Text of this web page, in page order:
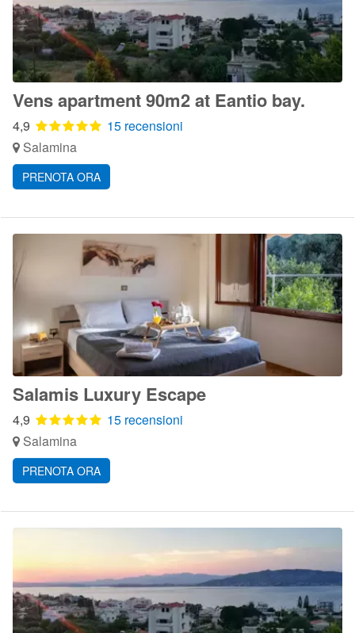
Vens apartment 90m2 at Eantio bay.
4,9
15 recensioni
Salamina
PRENOTA ORA
Salamis Luxury Escape
4,9
15 recensioni
Salamina
PRENOTA ORA